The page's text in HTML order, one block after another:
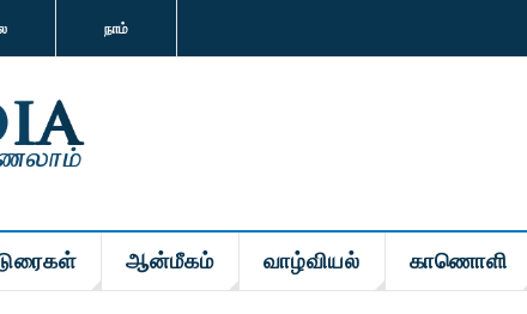
நாம்
ஆன்மீகம் வாழ்வியல் காணொளி